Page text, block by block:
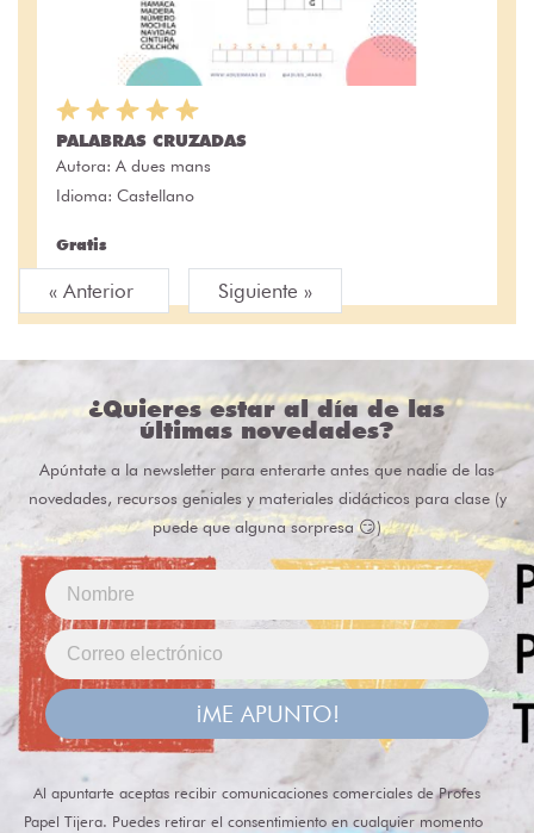
PALABRAS CRUZADAS
Autora: A dues mans
Idioma: Castellano
Gratis
« Anterior Siguiente »
¿Quieres estar al día de las
últimas novedades?
Apúntate a la newsletter para enterarte antes que nadie de las
novedades, recursos geniales y materiales didácticos para clase (y
puede que alguna sorpresa 😏)
¡ME APUNTO!
Al apuntarte aceptas recibir comunicaciones comerciales de Profes
Papel Tijera. Puedes retirar el consentimiento en cualquier momento